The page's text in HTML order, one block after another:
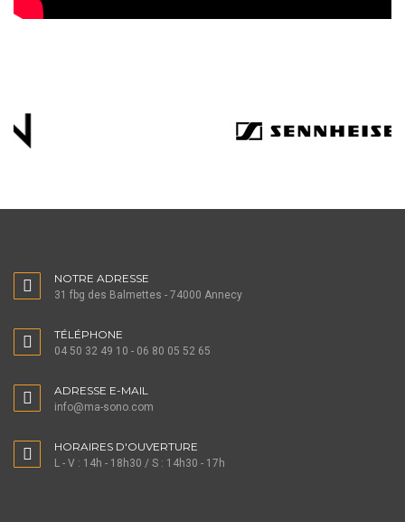
NOTRE ADRESSE
31 fbg des Balmettes - 74000 Annecy
TÉLÉPHONE
04 50 32 49 10 - 06 80 05 52 65
ADRESSE E-MAIL
info@ma-sono.com
HORAIRES D'OUVERTURE
L - V : 14h - 18h30 / S : 14h30 - 17h